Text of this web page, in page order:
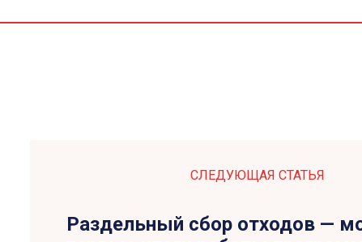
СЛЕДУЮЩАЯ СТАТЬЯ
Раздельный сбор отходов —